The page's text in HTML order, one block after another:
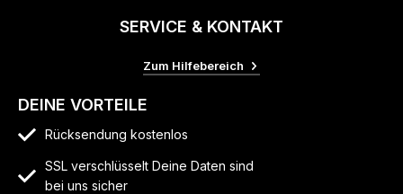
SERVICE & KONTAKT
Zum Hilfebereich
DEINE VORTEILE
Rücksendung kostenlos
SSL verschlüsselt Deine Daten sind
bei uns sicher